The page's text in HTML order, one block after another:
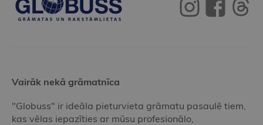
Vairāk nekā grāmatnīca
"Globuss" ir ideāla pieturvieta grāmatu pasaulē tiem,
kas vēlas iepazīties ar mūsu profesionālo,